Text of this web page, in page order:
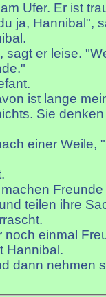
Ufer. Er ist
ja, Hannibal",
sagt er leise.
ist lange
Sie
einer Weile,
teilen ihre
einmal
Hannibal.
dann nehmen